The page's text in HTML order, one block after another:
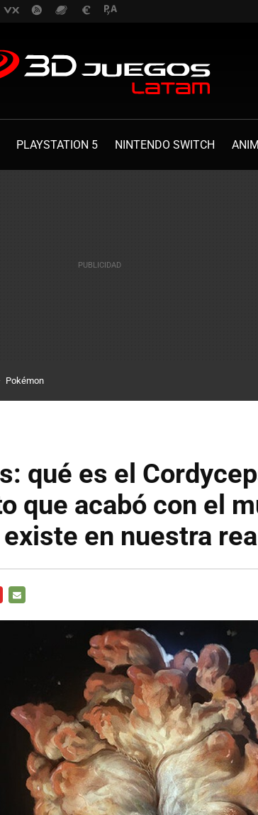
PLAYSTATION 5 NINTENDO SWITCH
Pokémon
qué es el
que acabó con el
existe en nuestra